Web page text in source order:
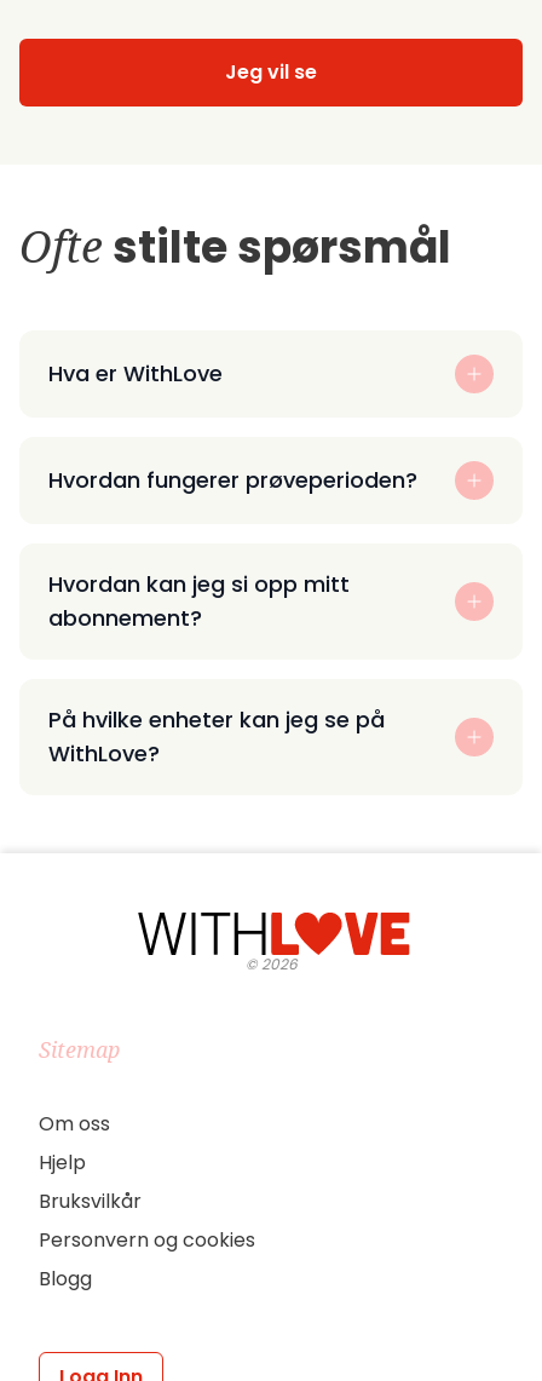
Jeg vil se
Ofte stilte spørsmål
Hva er WithLove
Hvordan fungerer prøveperioden?
Hvordan kan jeg si opp mitt
abonnement?
På hvilke enheter kan jeg se på
WithLove?
©2026
Sitemap
Om oss
Hjelp
Bruksvilkår
Personvern og cookies
Blogg